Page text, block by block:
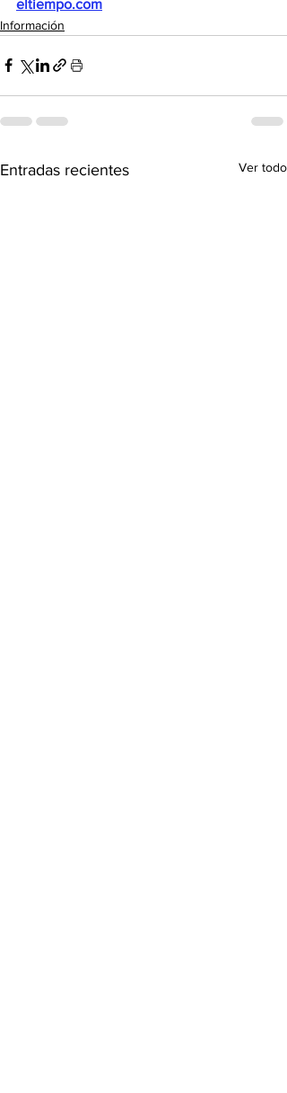
eltiempo.com
Información
Entradas recientes Ver todo